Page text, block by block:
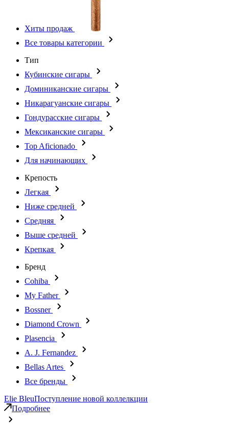
Хиты продаж
Все товары категории
Тип
Кубинские сигары
Доминиканские сигары
Никарагуанские сигары
Гондурасские сигары
Мексиканские сигары
Top Aficionado
Для начинающих
Крепость
Легкая
Ниже средней
Средняя
Выше средней
Крепкая
Бренд
Cohiba
My Father
Bossner
Diamond Crown
Plasencia
A. J. Fernandez
Bellas Artes
Все бренды
Elie BleuПоступление новой коллелкции
Подробнее